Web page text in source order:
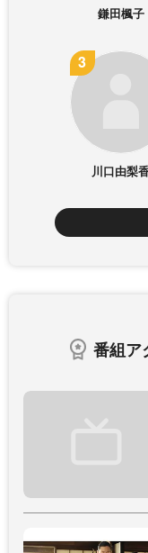
鎌田楓子
川口由梨
番組ア